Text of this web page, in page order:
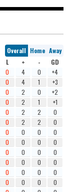
Overall Home Away
L + -
GD
0 4 0
+4
0 4 1
+3
0 2 0
+2
0 2 1
+1
0 2 2
0
0 2 2
0
0 0 0
0
0 0 0
0
0 0 0
0
0 0 0
0
0 0 0
0
0 0 0
0